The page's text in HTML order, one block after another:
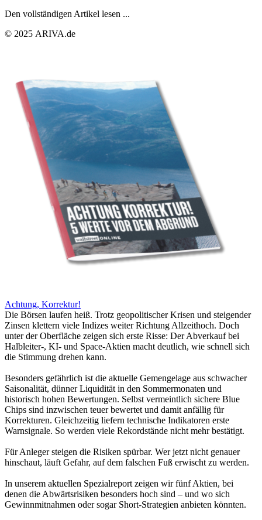
Den vollständigen Artikel lesen ...
© 2025 ARIVA.de
Achtung, Korrektur!
Die Börsen laufen heiß. Trotz geopolitischer Krisen und steigender
Zinsen klettern viele Indizes weiter Richtung Allzeithoch. Doch
unter der Oberfläche zeigen sich erste Risse: Der Abverkauf bei
Halbleiter-, KI- und Space-Aktien macht deutlich, wie schnell sich
die Stimmung drehen kann.
Besonders gefährlich ist die aktuelle Gemengelage aus schwacher
Saisonalität, dünner Liquidität in den Sommermonaten und
historisch hohen Bewertungen. Selbst vermeintlich sichere Blue
Chips sind inzwischen teuer bewertet und damit anfällig für
Korrekturen. Gleichzeitig liefern technische Indikatoren erste
Warnsignale. So werden viele Rekordstände nicht mehr bestätigt.
Für Anleger steigen die Risiken spürbar. Wer jetzt nicht genauer
hinschaut, läuft Gefahr, auf dem falschen Fuß erwischt zu werden.
In unserem aktuellen Spezialreport zeigen wir fünf Aktien, bei
denen die Abwärtsrisiken besonders hoch sind – und wo sich
Gewinnmitnahmen oder sogar Short-Strategien anbieten könnten.